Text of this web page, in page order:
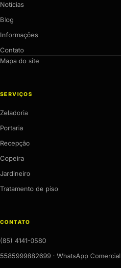
Notícias
Blog
Informações
Contato
Mapa do site
SERVIÇOS
Zeladoria
Portaria
Recepção
Copeira
Jardineiro
Tratamento de piso
CONTATO
(85) 4141-0580
5585999882699 · WhatsApp Comercial